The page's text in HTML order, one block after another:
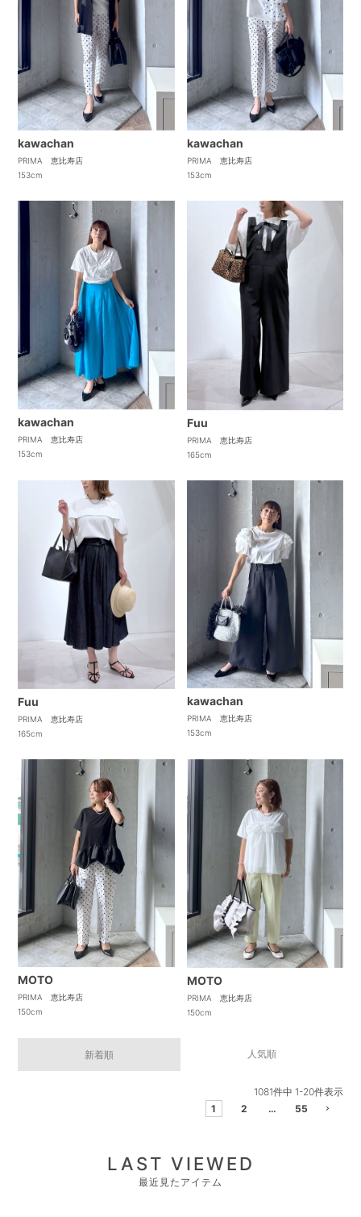
kawachan
PRIMA 恵比寿店
153cm
kawachan
PRIMA 恵比寿店
153cm
kawachan
PRIMA 恵比寿店
153cm
Fuu
PRIMA 恵比寿店
165cm
Fuu
PRIMA 恵比寿店
165cm
kawachan
PRIMA 恵比寿店
153cm
MOTO
PRIMA 恵比寿店
150cm
MOTO
PRIMA 恵比寿店
150cm
新着順 人気順
1081件中 1-20件表示
1
2 … 55
LAST VIEWED
最近見たアイテム